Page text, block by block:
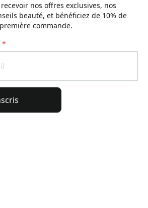
nos offres exclusives, nos
beauté, et bénéficiez de 10% de
commande.
*